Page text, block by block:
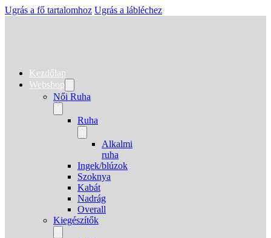
Ugrás a fő tartalomhoz Ugrás a lábléchez
Kezdőlap
Webshop
Női Ruha
Ruha
Alkalmi
ruha
Ingek/blúzok
Szoknya
Kabát
Nadrág
Overall
Kiegészítők